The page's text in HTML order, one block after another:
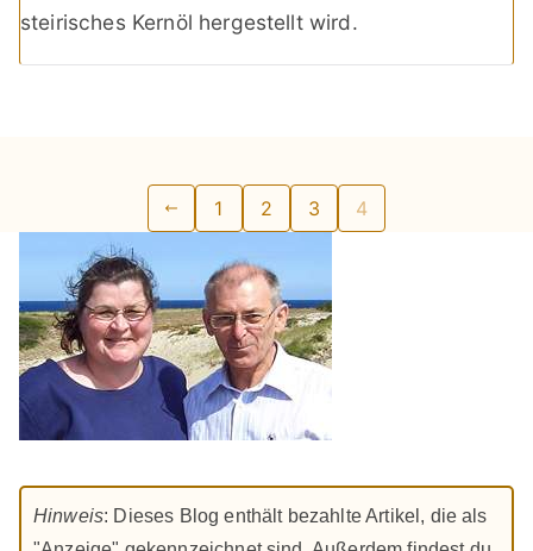
steirisches Kernöl hergestellt wird.
Seitennummerierung
der
Beiträge
1 2 3 4
Hinweis: Dieses Blog enthält bezahlte Artikel, die als